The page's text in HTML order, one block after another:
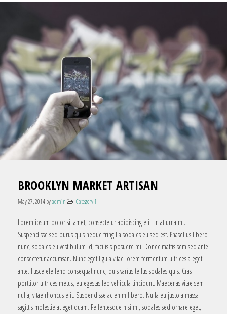
BROOKLYN MARKET ARTISAN
May 27, 2014byadmin Category 1
Lorem ipsum dolor sit amet, consectetur adipiscing elit. In at urna mi.
Suspendisse sed purus quis neque fringilla sodales eu sed est. Phasellus libero
nunc, sodales eu vestibulum id, facilisis posuere mi. Donec mattis sem sed ante
consectetur accumsan. Nunc eget ligula vitae lorem fermentum ultrices a eget
ante. Fusce eleifend consequat nunc, quis varius tellus sodales quis. Cras
porttitor ultrices metus, eu egestas leo vehicula tincidunt. Maecenas vitae sem
nulla, vitae rhoncus elit. Suspendisse ac enim libero. Nulla eu justo a massa
sagittis molestie at eget quam. Pellentesque nisi mi, sodales sed ornare eget,